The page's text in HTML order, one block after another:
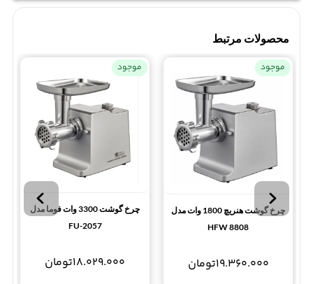
محصولات مرتبط
موجود
چرخ گوشت هنریچ 1800 وات مدل
HFW 8808
19.360.000تومان
موجود
چرخ گوشت 3300 وات فوما مدل
FU-2057
18.029.000تومان